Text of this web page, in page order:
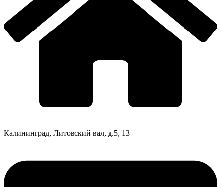
Калининград, Литовский вал, д.5, 13